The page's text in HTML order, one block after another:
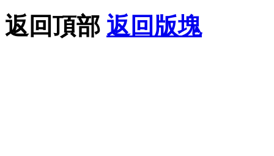
返回頂部 返回版塊